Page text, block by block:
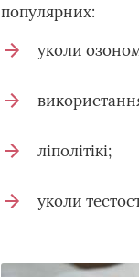
популярних:
уколи
ліполітікі;
уколи